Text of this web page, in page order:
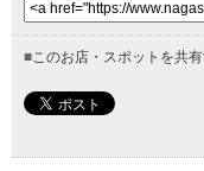
■このお店・スポットを共